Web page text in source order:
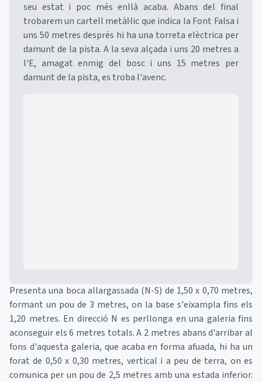
seu estat i poc més enllà acaba. Abans del final
trobarem un cartell metàl·lic que indica la Font Falsa i
uns 50 metres després hi ha una torreta elèctrica per
damunt de la pista. A la seva alçada i uns 20 metres a
l'E, amagat enmig del bosc i uns 15 metres per
damunt de la pista, es troba l'avenc.
Presenta una boca allargassada (N-S) de 1,50 x 0,70 metres,
formant un pou de 3 metres, on la base s'eixampla fins els
1,20 metres. En direcció N es perllonga en una galeria fins
aconseguir els 6 metres totals. A 2 metres abans d'arribar al
fons d'aquesta galeria, que acaba en forma afuada, hi ha un
forat de 0,50 x 0,30 metres, vertical i a peu de terra, on es
comunica per un pou de 2,5 metres amb una estada inferior.